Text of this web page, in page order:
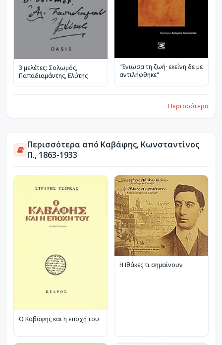
3 μελέτες: Σολωμός,
Παπαδιαμάντης, Ελύτης
"Ένιωσα τη ζωή· εκείνη δε με
αντιλήφθηκε"
Περισσότερα
Περισσότερα από Καβάφης, Κωνσταντίνος
Π., 1863-1933
Ο Καβάφης και η εποχή του
Η Ιθάκες τι σημαίνουν